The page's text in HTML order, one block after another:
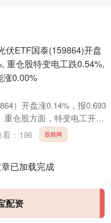
伏ETF国泰(159864)开盘
重仓股特变电工跌0.54%,
涨0.00%
）开盘涨0.14%，报0.693
重仓股方面，特变电工开盘
： 196 股粮网
已加载完成
配资